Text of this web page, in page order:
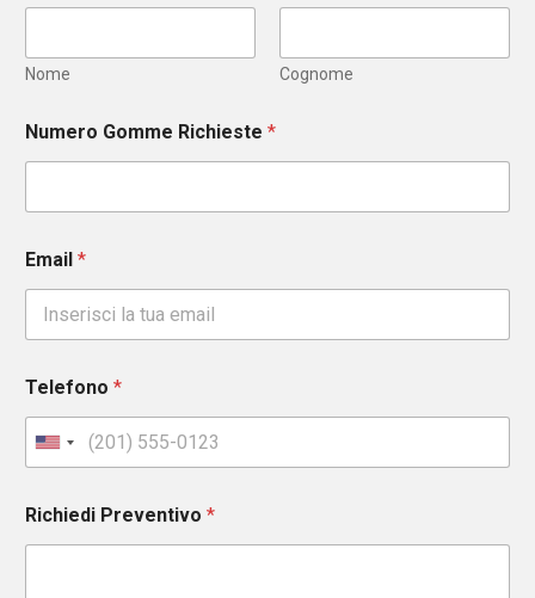
Nome Cognome
Numero Gomme Richieste *
Email *
Telefono *
U
n
t
e
Richiedi Preventivo *